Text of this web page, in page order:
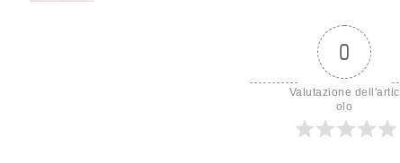
0
Valutazione dell'artic
olo